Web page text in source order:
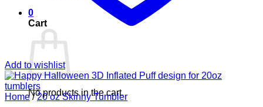
0
Cart
No products in the cart.
Add to wishlist
Home / 20 oz Skinny Tumbler